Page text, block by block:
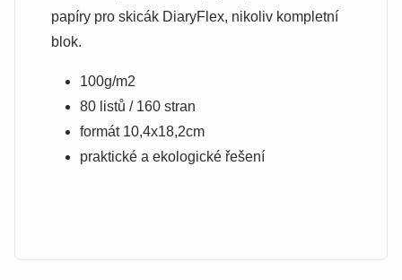
papíry pro skicák DiaryFlex, nikoliv kompletní
blok.
100g/m2
80 listů / 160 stran
formát 10,4x18,2cm
praktické a ekologické řešení